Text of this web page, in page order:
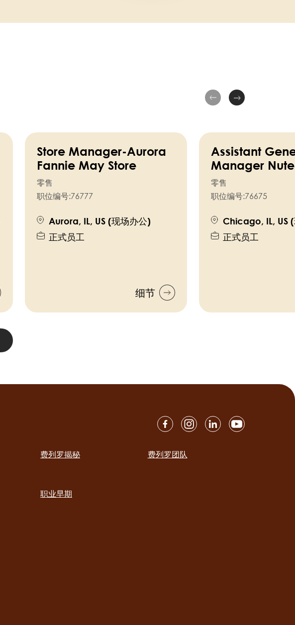
Store Manager-Aurora
Fannie May Store
零售
职位编号:76777
Aurora, IL, US (现场办公)
正式员工
细节
Assistant
Manager
零售
职位编号:76675
Chicago, IL, US
正式员工
费列罗揭秘 费列罗团队
职业早期